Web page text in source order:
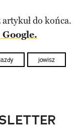
do końca.
jowisz